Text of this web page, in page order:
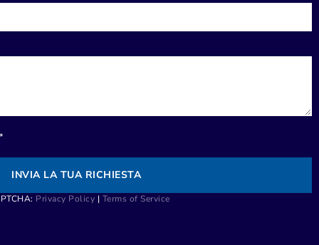
INVIA LA TUA RICHIESTA
Privacy Policy | Terms of Service